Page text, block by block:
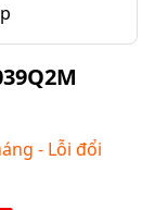
- Lỗi đổi